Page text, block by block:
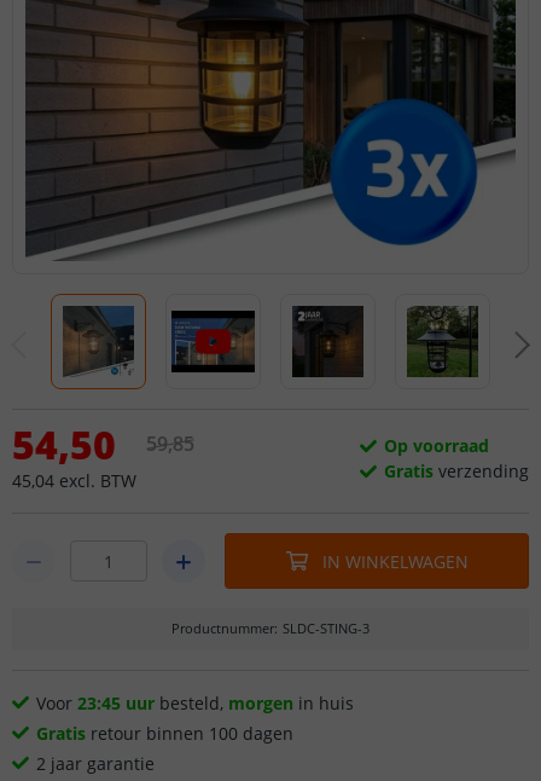
54,50
45,04 excl. BTW
59,85
Op voorraad
Gratis verzending
IN WINKELWAGEN
Productnummer: SLDC-STING-3
Voor 23:45 uur besteld, morgen in huis
Gratis retour binnen 100 dagen
2 jaar garantie